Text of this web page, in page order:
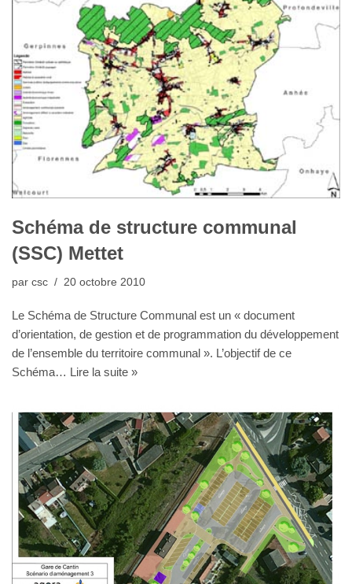
Schéma de structure communal
(SSC) Mettet
par csc 20 octobre 2010
Le Schéma de Structure Communal est un « document
d’orientation, de gestion et de programmation du développement
de l’ensemble du territoire communal ». L’objectif de ce
Schéma… Lire la suite »